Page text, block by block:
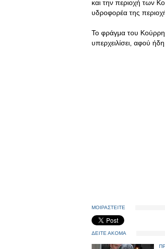
και την περιοχή των
υδροφορέα της
Το φράγμα του Κούρρη
υπερχειλίσει, αφού
ΜΟΙΡΑΣΤΕΙΤΕ
ΔΕΙΤΕ ΑΚΟΜΑ